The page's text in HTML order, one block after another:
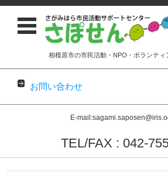
相模原市の市民活動・NPO・ボランティ
お問い合わせ
E-
TEL/FAX : 042-
コンテンツに移動